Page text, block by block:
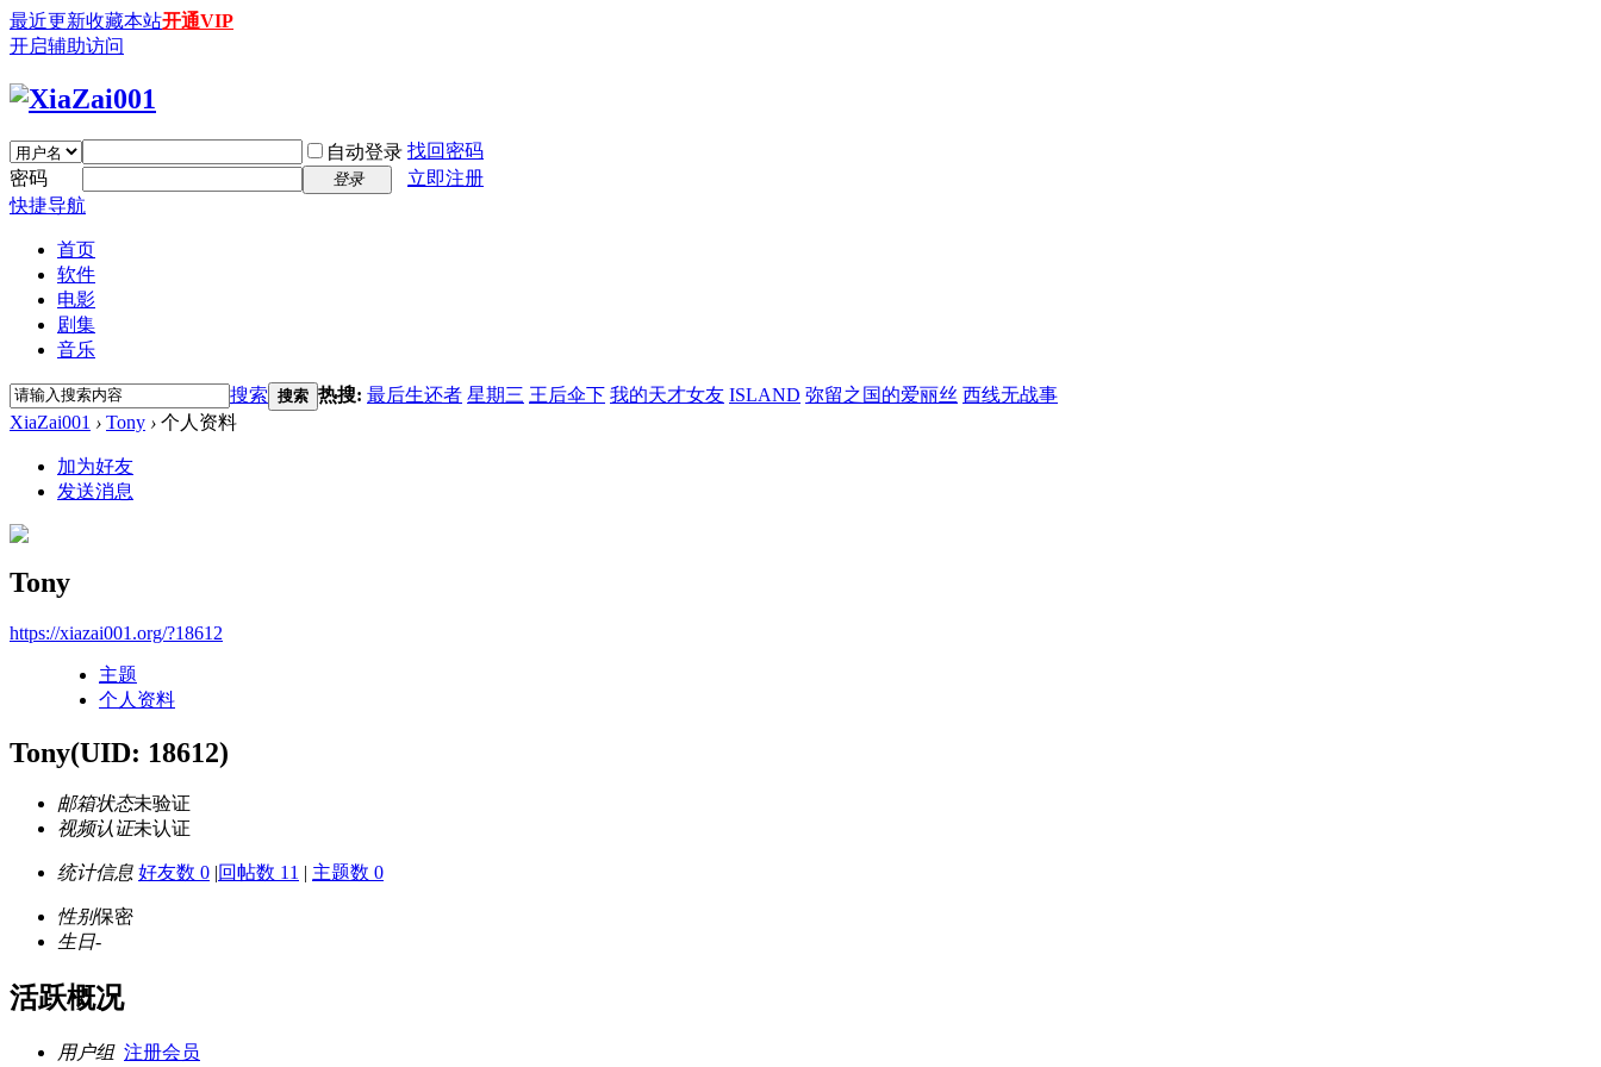
最近更新收藏本站开通VIP
开启辅助访问
自动登录 找回密码
密码
登录
立即注册
快捷导航
首页
软件
电影
剧集
音乐
搜索 搜索 热搜: 最后生还者 星期三 王后伞下 我的天才女友 ISLAND 弥留之国的爱丽丝 西线无战事
XiaZai001 › Tony › 个人资料
加为好友
发送消息
Tony
https://xiazai001.org/?18612
主题
个人资料
Tony(UID: 18612)
邮箱状态未验证
视频认证未认证
统计信息 好友数 0 |回帖数 11 | 主题数 0
性别保密
生日-
活跃概况
用户组 注册会员